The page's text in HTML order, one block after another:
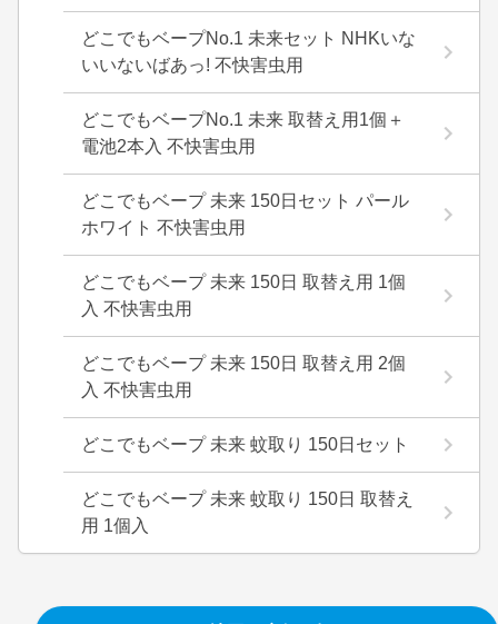
どこでもベープNo.1 未来セット NHKいな
いいないばあっ! 不快害虫用
どこでもベープNo.1 未来 取替え用1個＋
電池2本入 不快害虫用
どこでもベープ 未来 150日セット パール
ホワイト 不快害虫用
どこでもベープ 未来 150日 取替え用 1個
入 不快害虫用
どこでもベープ 未来 150日 取替え用 2個
入 不快害虫用
どこでもベープ 未来 蚊取り 150日セット
どこでもベープ 未来 蚊取り 150日 取替え
用 1個入